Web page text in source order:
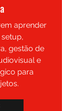
aprender
gestão de
e
para